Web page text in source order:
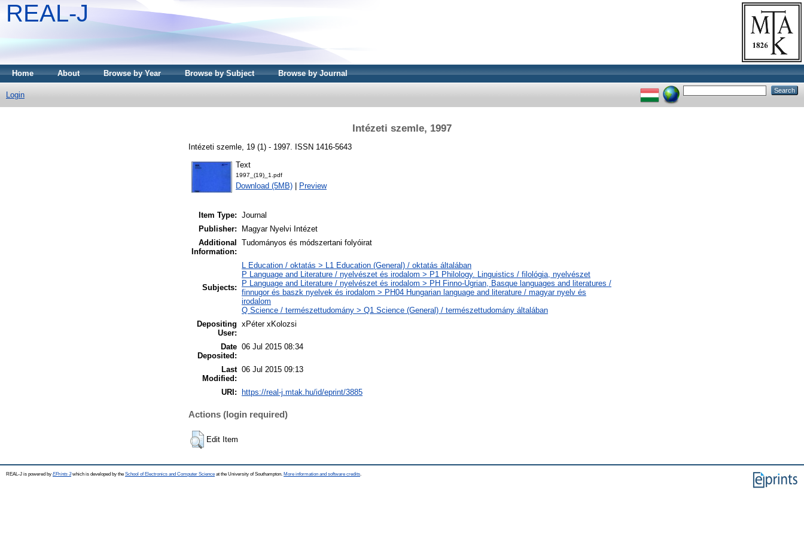
REAL-J
Home About Browse by Year Browse by Subject Browse by Journal
Login
Intézeti szemle, 1997
Intézeti szemle, 19 (1) - 1997. ISSN 1416-5643
Text
1997_(19)_1.pdf
Download (5MB) Preview
Item Type: Journal
Publisher:
Magyar Nyelvi Intézet
Additional
Information:
Tudományos és módszertani folyóirat
Subjects:
L Education / oktatás > L1 Education (General) / oktatás általában
P Language and Literature / nyelvészet és irodalom > P1 Philology. Linguistics / filológia, nyelvészet
P Language and Literature / nyelvészet és irodalom > PH Finno-Ugrian, Basque languages and literatures /
finnugor és baszk nyelvek és irodalom > PH04 Hungarian language and literature / magyar nyelv és
irodalom
Q Science / természettudomány > Q1 Science (General) / természettudomány általában
Depositing
User:
xPéter xKolozsi
Date
Deposited:
06 Jul 2015 08:34
Last
Modified:
06 Jul 2015 09:13
URI: https://real-j.mtak.hu/id/eprint/3885
Actions (login required)
Edit Item
REAL-J is powered by EPrints 3which is developed by the School of Electronics and Computer Science at the University of Southampton. More information and software credits